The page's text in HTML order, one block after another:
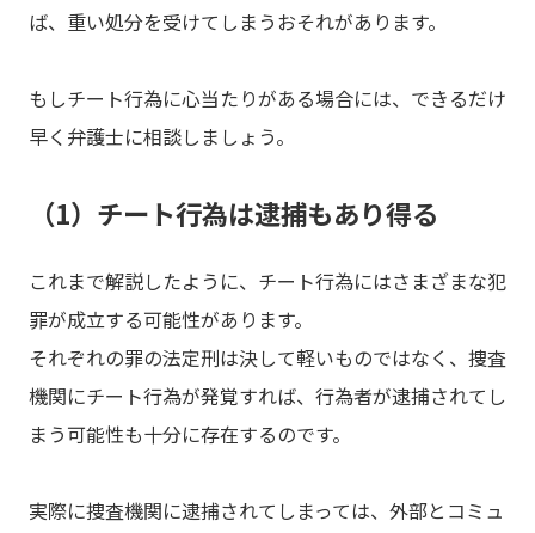
ば、重い処分を受けてしまうおそれがあります。
もしチート行為に心当たりがある場合には、できるだけ
早く弁護士に相談しましょう。
（1）チート行為は逮捕もあり得る
これまで解説したように、チート行為にはさまざまな犯
罪が成立する可能性があります。
それぞれの罪の法定刑は決して軽いものではなく、捜査
機関にチート行為が発覚すれば、行為者が逮捕されてし
まう可能性も十分に存在するのです。
実際に捜査機関に逮捕されてしまっては、外部とコミュ